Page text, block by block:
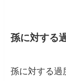
孫に対する
孫に対する過